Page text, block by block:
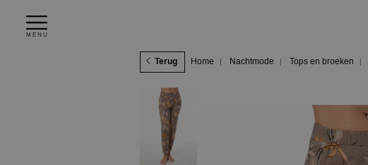
MENU
Terug Home Nachtmode Tops en broeken